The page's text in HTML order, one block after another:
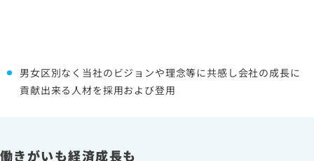
男女区別なく当社のビジョンや理念等に共感し会社の成長に
貢献出来る人材を採用および登用
働きがいも経済成長も